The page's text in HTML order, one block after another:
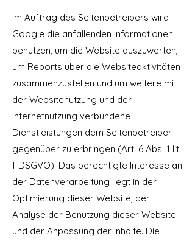
Im Auftrag des Seitenbetreibers wird
Google die anfallenden Informationen
benutzen, um die Website auszuwerten,
um Reports über die Websiteaktivitäten
zusammenzustellen und um weitere mit
der Websitenutzung und der
Internetnutzung verbundene
Dienstleistungen dem Seitenbetreiber
gegenüber zu erbringen (Art. 6 Abs. 1 lit.
f DSGVO). Das berechtigte Interesse an
der Datenverarbeitung liegt in der
Optimierung dieser Website, der
Analyse der Benutzung dieser Website
und der Anpassung der Inhalte. Die